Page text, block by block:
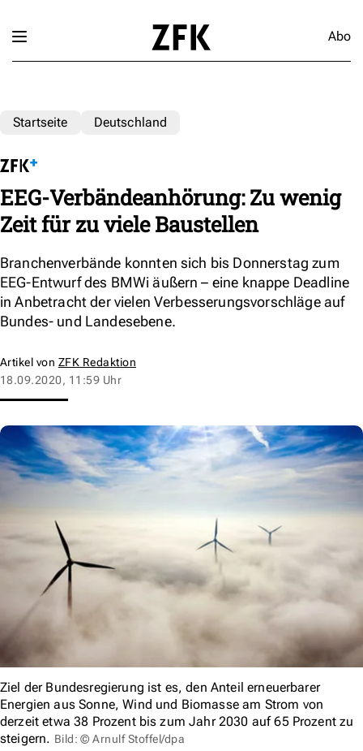
Abo
Startseite Deutschland
EEG-Verbändeanhörung: Zu wenig
Zeit für zu viele Baustellen
Branchenverbände konnten sich bis Donnerstag zum
EEG-Entwurf des BMWi äußern – eine knappe Deadline
in Anbetracht der vielen Verbesserungsvorschläge auf
Bundes- und Landesebene.
Artikel von ZFK Redaktion
18.09.2020, 11:59 Uhr
Ziel der Bundesregierung ist es, den Anteil erneuerbarer
Energien aus Sonne, Wind und Biomasse am Strom von
derzeit etwa 38 Prozent bis zum Jahr 2030 auf 65 Prozent zu
steigern. Bild: © Arnulf Stoffel/dpa